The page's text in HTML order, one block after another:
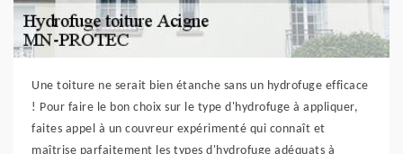
Une toiture ne serait bien étanche sans un hydrofuge efficace
! Pour faire le bon choix sur le type d'hydrofuge à appliquer,
faites appel à un couvreur expérimenté qui connaît et
maîtrise parfaitement les types d'hydrofuge adéquats à